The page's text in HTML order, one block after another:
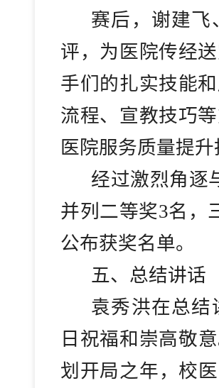
赛后，谢建飞
评，为医院传经
手们的扎实技能
流程、宣教技巧
医院服务质量提
经过激烈角逐
并列二等奖3名，
公布获奖名单。
五、 总结讲话
袁秀洪在总结
日祝福和崇高敬意
划开局之年，校